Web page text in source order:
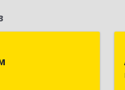
ул, дом № 32,